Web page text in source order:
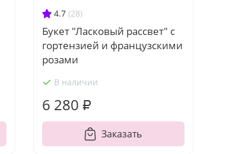
4.7 (28)
Букет "Ласковый рассвет" с
гортензией и французскими
розами
В наличии
6 280 ₽
Заказать